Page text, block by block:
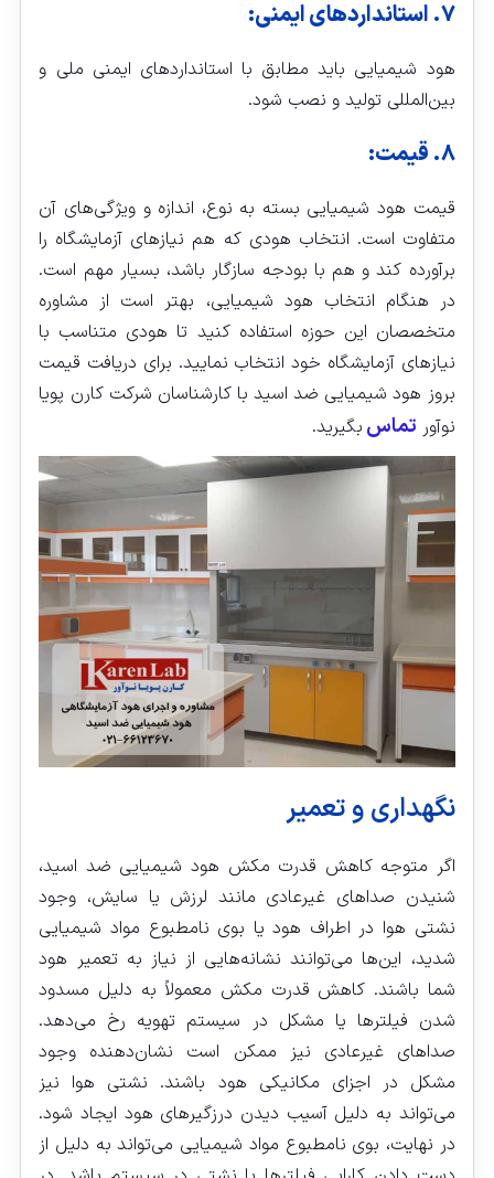
۷. استانداردهای ایمنی:
هود شیمیایی باید مطابق با استانداردهای ایمنی ملی و
بین‌المللی تولید و نصب شود.
۸. قیمت:
قیمت هود شیمیایی بسته به نوع، اندازه و ویژگی‌های آن
متفاوت است. انتخاب هودی که هم نیازهای آزمایشگاه را
برآورده کند و هم با بودجه سازگار باشد، بسیار مهم است.
در هنگام انتخاب هود شیمیایی، بهتر است از مشاوره
متخصصان این حوزه استفاده کنید تا هودی متناسب با
نیازهای آزمایشگاه خود انتخاب نمایید. برای دریافت قیمت
بروز هود شیمیایی ضد اسید با کارشناسان شرکت کارن پویا
نوآور تماس بگیرید.
نگهداری و تعمیر
اگر متوجه کاهش قدرت مکش هود شیمیایی ضد اسید،
شنیدن صداهای غیرعادی مانند لرزش یا سایش، وجود
نشتی هوا در اطراف هود یا بوی نامطبوع مواد شیمیایی
شدید، این‌ها می‌توانند نشانه‌هایی از نیاز به تعمیر هود
شما باشند. کاهش قدرت مکش معمولاً به دلیل مسدود
شدن فیلترها یا مشکل در سیستم تهویه رخ می‌دهد.
صداهای غیرعادی نیز ممکن است نشان‌دهنده وجود
مشکل در اجزای مکانیکی هود باشند. نشتی هوا نیز
می‌تواند به دلیل آسیب دیدن درزگیرهای هود ایجاد شود.
در نهایت، بوی نامطبوع مواد شیمیایی می‌تواند به دلیل از